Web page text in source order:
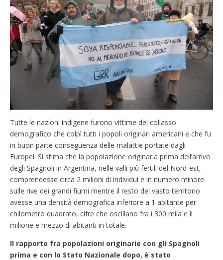
Tutte le nazioni indigene furono vittime del collasso
demografico che colpì tutti i popoli originari americani e che fu
in buon parte conseguenza delle malattie portate dagli
Europei. Si stima che la popolazione originaria prima dell’arrivo
degli Spagnoli in Argentina, nelle valli più fertili del Nord-est,
comprendesse circa 2 milioni di individui e in numero minore
sulle rive dei grandi fiumi mentre il resto del vasto territorio
avesse una densità demografica inferiore a 1 abitante per
chilometro quadrato, cifre che oscillano fra i 300 mila e il
milione e mezzo di abitanti in totale.
Il rapporto fra popolazioni originarie con gli Spagnoli
prima e con lo Stato Nazionale dopo, è stato